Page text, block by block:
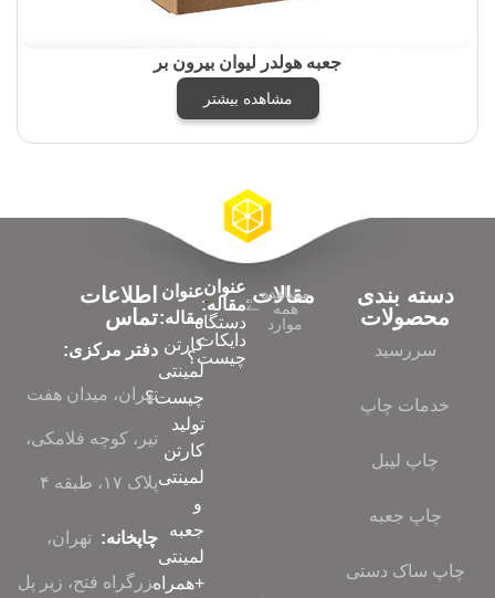
جعبه هولدر لیوان بیرون بر
مشاهده بیشتر
دسته بندی
محصولات
سررسید
خدمات چاپ
چاپ لیبل
چاپ جعبه
چاپ ساک دستی
مقالات
مشاهده
همه
موارد
عنوان
مقاله:
دستگاه
دایکات
چیست؟
عنوان
مقاله:
کارتن
لمینتی
چیست؟
تولید
کارتن
لمینتی
و
جعبه
لمینتی
+همراه
اطلاعات
تماس
دفتر مرکزی:
تهران، میدان هفت
تیر، کوچه فلامکی،
پلاک ۱۷، طبقه ۴
چاپخانه: تهران،
بزرگراه فتح، زیر پل